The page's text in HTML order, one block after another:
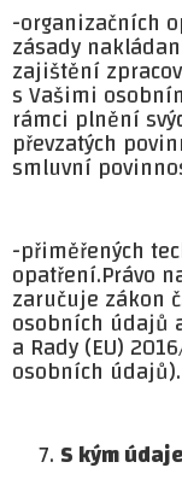
-organizačních
zásady
zajištění
s Vašimi
rámci plnění
převzatých
smluvní
-přiměřených
opatření.Právo
zaručuje zákon
osobních údajů
a Rady (EU)
osobních údajů).
S kým